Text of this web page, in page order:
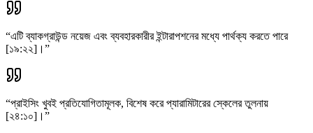
“এটি ব্যাকগ্রাউন্ড নয়েজ এবং ব্যবহারকারীর ইন্টারাপশনের মধ্যে পার্থক্য করতে পারে
[১৯:২২]। ”
“প্রাইসিং খুবই প্রতিযোগিতামূলক, বিশেষ করে প্যারামিটারের স্কেলের তুলনায়
[২৪:১০]। ”